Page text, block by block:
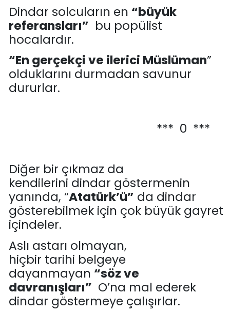
Dindar solcuların en “büyük
referansları” bu popülist
hocalardır.
“En gerçekçi ve ilerici Müslüman”
olduklarını durmadan savunur
dururlar.
*** 0 ***
Diğer bir çıkmaz da
kendilerini dindar göstermenin
yanında, “Atatürk’ü” da dindar
gösterebilmek için çok büyük gayret
içindeler.
Aslı astarı olmayan,
hiçbir tarihi belgeye
dayanmayan “söz ve
davranışları” O’na mal ederek
dindar göstermeye çalışırlar.